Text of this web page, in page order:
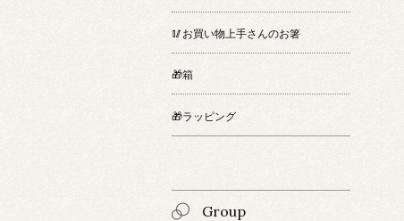
🥢お買い物上手さんのお箸
🎁箱
🎁ラッピング
Group